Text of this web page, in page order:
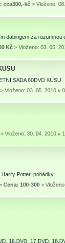
cca300,-kč > Vloženo:
dabingem za
Kč > Vloženo: 03. 05.
SADA 60DVD KUSU
> Vloženo: 03. 05. 2010 v
> Vloženo: 30. 04. 2010 v
Potter, pohádky ....
Cena: 100-300 >
16.DVD, 17.DVD,